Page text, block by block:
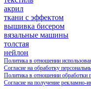
акрил
ткани с эффектом
вышивка бисером
вязальные машины
толстая
нейлон
Политика в отношении
Согласие на обработку
Политика в отношении обработки
Согласие на получение